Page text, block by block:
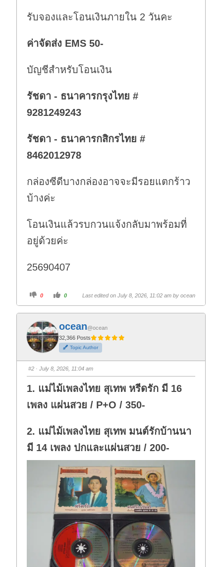
รับจองและโอนเงินภายใน 2 วันคะ
ค่าจัดส่ง EMS 50-
บัญชีสำหรับโอนเงิน
รัชดา - ธนาคารกรุงไทย #
9281249243
รัชดา - ธนาคารกสิกรไทย #
8462012978
กล่องซีดีบางกล่องอาจจะมีรอยแตกร้าว
บ้างค่ะ
โอนเงินแล้วรบกวนแจ้งกลับมาพร้อมที่
อยู่ด้วยค่ะ
25690407
C
i
k
f
o
r
t
h
u
m
d
o
n
0
C
i
k
o
r
t
h
u
m
u
p
0 Last edited on July 8, 2026, 11:02 am by ocean
ocean@ocean
32,366 Posts
Topic Author
#2 · July 8, 2026, 11:04 am
1. แม่ไม้เพลงไทย สุเทพ หรีดรัก มี 16
เพลง แผ่นสวย / P+O / 350-
2. แม่ไม้เพลงไทย สุเทพ มนต์รักบ้านนา
มี 14 เพลง ปกและแผ่นสวย / 200-